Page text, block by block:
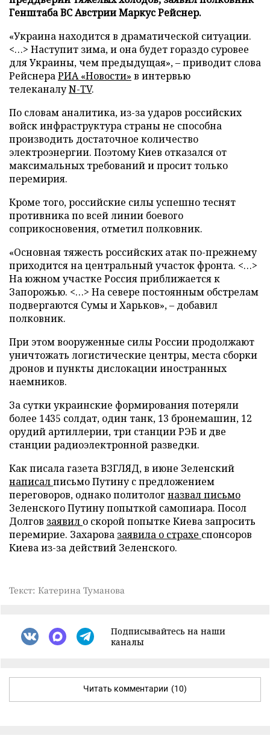
Генштаба ВС Австрии Маркус Рейснер.
«Украина находится в драматической ситуации.
<…> Наступит зима, и она будет гораздо суровее
для Украины, чем предыдущая», – приводит слова
РейснераРИА «Новости» в интервью
телеканалуN-TV.
По словам аналитика, из-за ударов российских
войск инфраструктура страны не способна
производить достаточное количество
электроэнергии. Поэтому Киев отказался от
максимальных требований и просит только
перемирия.
Кроме того, российские силы успешно теснят
противника по всей линии боевого
соприкосновения, отметил полковник.
«Основная тяжесть российских атак по-прежнему
приходится на центральный участок фронта. <…>
На южном участке Россия приближается к
Запорожью. <…> На севере постоянным обстрелам
подвергаются Сумы и Харьков», – добавил
полковник.
При этом вооруженные силы России продолжают
уничтожать логистические центры, места сборки
дронов и пункты дислокации иностранных
наемников.
За сутки украинские формирования потеряли
более 1435 солдат, один танк, 13 бронемашин, 12
орудий артиллерии, три станции РЭБ и две
станции радиоэлектронной разведки.
Как писала газета ВЗГЛЯД, в июне Зеленский
написалписьмо Путину с предложением
переговоров, однако политолог назвал письмо
Зеленского Путину попыткой самопиара. Посол
Долгов заявил о скорой попытке Киева запросить
перемирие. Захарова заявила о страхе спонсоров
Киева из-за действий Зеленского.
Текст: Катерина Туманова
Подписывайтесь на наши
каналы
Читать комментарии (10)